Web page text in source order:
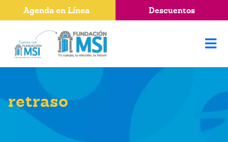
retraso
Agenda en Línea Descuentos